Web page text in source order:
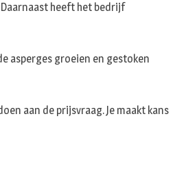
heeft het bedrijf
asperges groeien en gestoken
aan de prijsvraag. Je maakt kans